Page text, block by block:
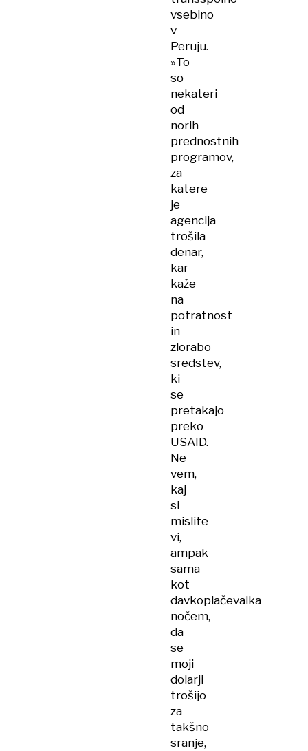
vsebino
v
Peruju.
»To
so
nekateri
od
norih
prednostnih
programov,
za
katere
je
agencija
trošila
denar,
kar
kaže
na
potratnost
in
zlorabo
sredstev,
ki
se
pretakajo
preko
USAID.
Ne
vem,
kaj
si
mislite
vi,
ampak
sama
kot
davkoplačevalka
nočem,
da
se
moji
dolarji
trošijo
za
takšno
sranje,